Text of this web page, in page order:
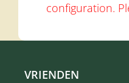
configuration.
VRIENDEN